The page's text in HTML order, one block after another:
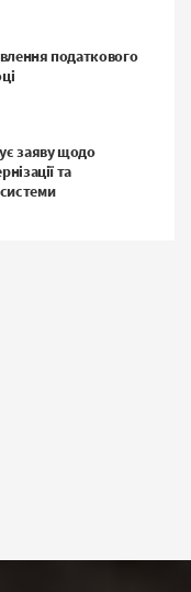
податкового
заяву щодо
та